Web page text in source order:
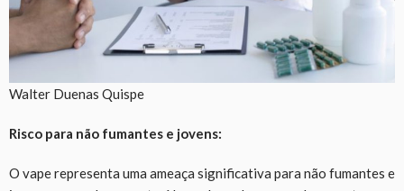
Walter Duenas Quispe
Risco para não fumantes e jovens:
O vape representa uma ameaça significativa para não fumantes e